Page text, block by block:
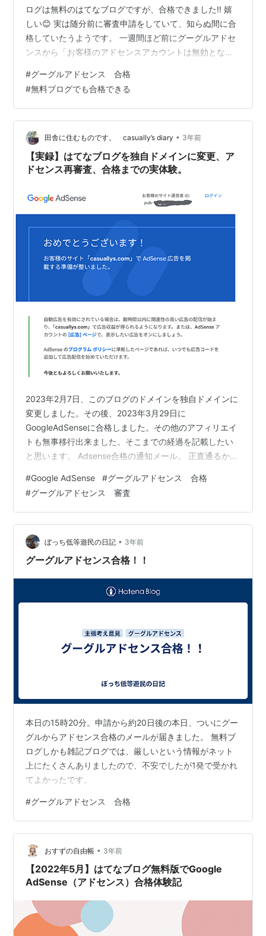
ログは無料のはてなブログですが、合格できました‼ 嬉
しい😊 実は随分前に審査申請をしていて、知らぬ間に合
格していたうようです。 一週間ほど前にグーグルアドセ
ンスから「お客様のアドセンスアカウントは無効となり
Σ（・□・；） 合格メールがきた事を半年以上、知らな
いでいたのです😢 それからすぐに 再審査を申請し、再合
格することができました😊 合格後、広告設定をオフから
オンにしたらアドセンスの広告が数分で掲載されまし
た！ すご～い!(^^)わ～い嬉しい♪ でも広告あり過ぎじゃ
ない？ 上にも下にもサイド両…
#グーグルアドセンス 合格
#無料ブログでも合格できる
田舎に住むものです。 casually’s diary • 3年前
【実録】はてなブログを独自ドメインに変更、ア
ドセンス再審査、合格までの実体験。
2023年2月7日、このブログのドメインを独自ドメインに
変更しました。その後、2023年3月29日に
GoogleAdSenseに合格しました。その他のアフィリエイ
トも無事移行出来ました。そこまでの経過を記載したい
と思います。 Adsense合格の通知メール。 正直通るかど
です。時系列で記録しています。（詳しく書くとキリが
ないので、事実だけ手短に書きました。詳細は少しずつ
書き足したいと思います。記憶によるところもあるの
で、日にちは少し前後するかもしれません。）
【2022.9.29】はてなブログプロを1年年間契約する。
【2022.9.29】お…
#Google AdSense #グーグルアドセンス 合格
#グーグルアドセンス 審査
ぼっち低等遊民の日記 • 3年前
グーグルアドセンス合格！！
本日の15時20分。申請から約20日後の本日、ついにグー
グルからアドセンス合格のメールが届きました。 無料ブ
ログしかも雑記ブログでは、厳しいという情報がネット
上にたくさんありましたので、不安でしたが1発で受かれ
てよかったです。
#グーグルアドセンス 合格
おすずの自由帳 • 3年前
【2022年5月】はてなブログ無料版でGoogle
AdSense（アドセンス）合格体験記